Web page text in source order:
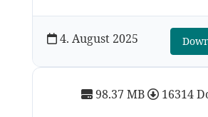
4. August 2025
98.37 MB 16314